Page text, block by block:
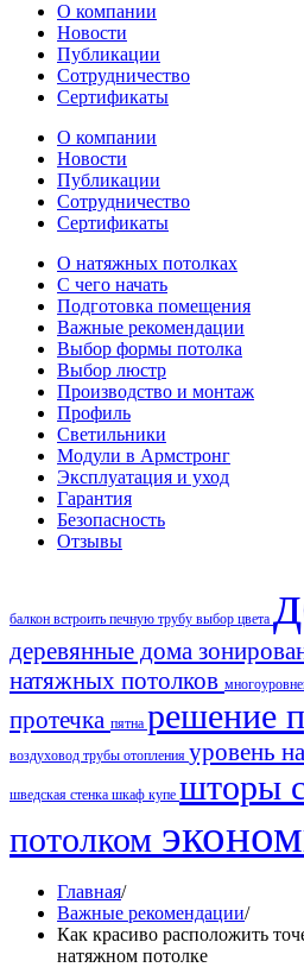
Отель Эмеральд
О компании
Новости
Публикации
Сотрудничество
Сертификаты
О компании
Новости
Публикации
Сотрудничество
Сертификаты
О натяжных потолках
С чего начать
Подготовка помещения
Важные рекомендации
Выбор формы потолка
Выбор люстр
Производство и монтаж
Профиль
Светильники
Модули в Армстронг
Эксплуатация и уход
Гарантия
Безопасность
Отзывы
балкон встроить печную трубу выбор цвета
деревянные дома
натяжных потолков
протечка пятна решение
воздуховод трубы отопления уровень
шведская стенка шкаф купе шторы
потолком
Главная/
Важные рекомендации/
Как красиво расположить
натяжном потолке